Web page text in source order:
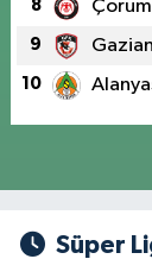
8 Çorum
9
10
Süper